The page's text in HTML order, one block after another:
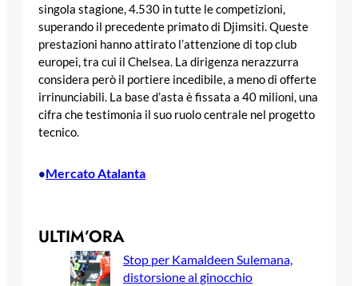
singola stagione, 4.530 in tutte le competizioni,
superando il precedente primato di Djimsiti. Queste
prestazioni hanno attirato l’attenzione di top club
europei, tra cui il Chelsea. La dirigenza nerazzurra
considera però il portiere incedibile, a meno di offerte
irrinunciabili. La base d’asta è fissata a 40 milioni, una
cifra che testimonia il suo ruolo centrale nel progetto
tecnico.
•Mercato Atalanta
ULTIM’ORA
Stop per Kamaldeen Sulemana,
distorsione al ginocchio